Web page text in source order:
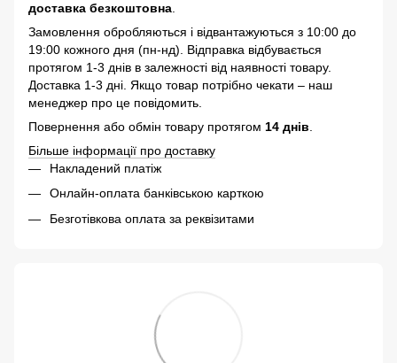
доставка безкоштовна
Замовлення обробляються і відвантажуються з 10:00 до
19:00 кожного дня (пн-нд). Відправка відбувається
протягом 1-3 днів в залежності від наявності товару.
Доставка 1-3 дні. Якщо товар потрібно чекати – наш
менеджер про це повідомить.
Повернення або обмін товару протягом 14 днів
Більше інформації про доставку
Накладений платіж
Онлайн-оплата банківською карткою
Безготівкова оплата за реквізитами